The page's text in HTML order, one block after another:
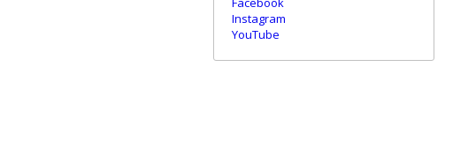
Instagram
YouTube